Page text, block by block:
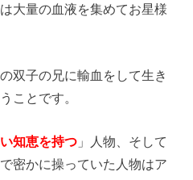
大量の血液を集めてお星様
双子の兄に輸血をして生き
ことです。
知恵を持つ 」人物、そして
密かに操っていた人物はア